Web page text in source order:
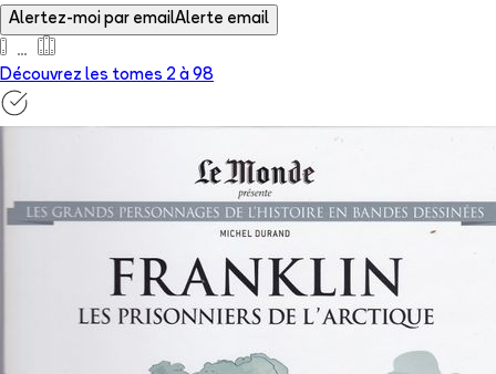
Alertez-moi par emailAlerte email
Découvrez les tomes 2 à 98